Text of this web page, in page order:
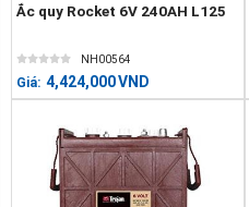
Ắc quy Rocket 6V 240AH L125
NH00564
Giá: 4,424,000VND